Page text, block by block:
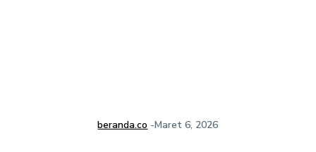
beranda.co -Maret 6, 2026